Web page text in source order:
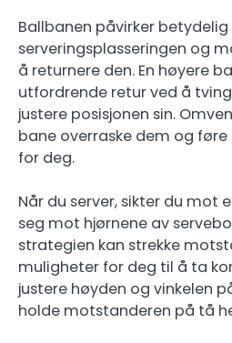
Ballbanen påvirker betydelig
serveringsplasseringen og
å returnere den. En høyere
utfordrende retur ved å
justere posisjonen sin.
bane overraske dem og
for deg.
Når du server, sikter du mot
seg mot hjørnene av
strategien kan strekke
muligheter for deg til å ta
justere høyden og vinkelen
holde motstanderen på tå